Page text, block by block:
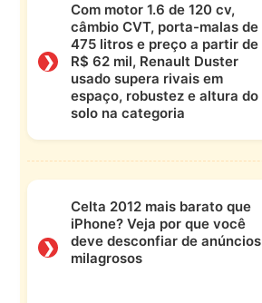
❯
Com motor 1.6 de 120 cv,
câmbio CVT, porta-malas de
475 litros e preço a partir de
R$ 62 mil, Renault Duster
usado supera rivais em
espaço, robustez e altura do
solo na categoria
❯
Celta 2012 mais barato que
iPhone? Veja por que você
deve desconfiar de anúncios
milagrosos